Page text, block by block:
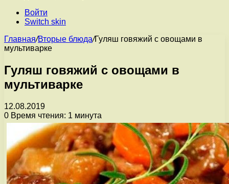
Войти
Switch skin
Главная/Вторые блюда/Гуляш говяжий с овощами в
мультиварке
Гуляш говяжий с овощами в
мультиварке
12.08.2019
0 Время чтения: 1 минута